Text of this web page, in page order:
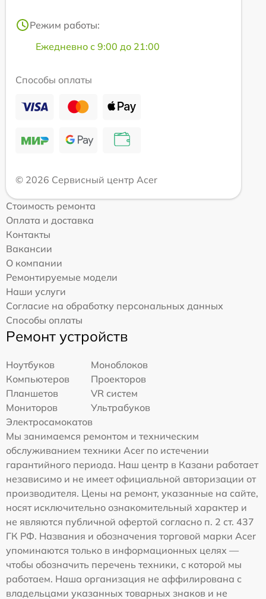
Режим работы:
Ежедневно с 9:00 до 21:00
Способы оплаты
© 2026 Сервисный центр Acer
Стоимость ремонта
Оплата и доставка
Контакты
Вакансии
О компании
Ремонтируемые модели
Наши услуги
Согласие на обработку персональных данных
Способы оплаты
Ремонт устройств
Ноутбуков
Моноблоков
Компьютеров
Проекторов
Планшетов
VR систем
Мониторов
Ультрабуков
Электросамокатов
Мы занимаемся ремонтом и техническим
обслуживанием техники Acer по истечении
гарантийного периода. Наш центр в Казани работает
независимо и не имеет официальной авторизации от
производителя. Цены на ремонт, указанные на сайте,
носят исключительно ознакомительный характер и
не являются публичной офертой согласно п. 2 ст. 437
ГК РФ. Названия и обозначения торговой марки Acer
упоминаются только в информационных целях —
чтобы обозначить перечень техники, с которой мы
работаем. Наша организация не аффилирована с
владельцами указанных товарных знаков и не